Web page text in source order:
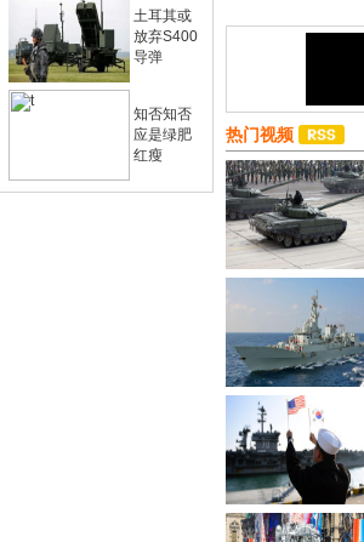
土耳其或
放弃S400
导弹
知否知否
应是绿肥
红瘦
热门视频